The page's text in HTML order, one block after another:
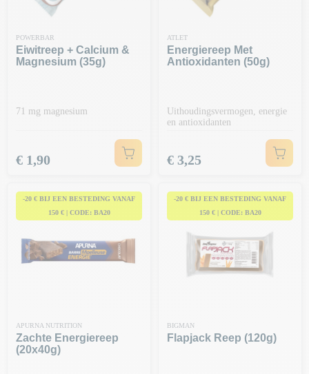
POWERBAR
Eiwitreep + Calcium &
Magnesium (35g)
71 mg magnesium
Prijs
€ 1,90
ATLET
Energiereep Met
Antioxidanten (50g)
Uithoudingsvermogen, energie
en antioxidanten
Prijs
€ 3,25
-20 € BIJ EEN BESTEDING VANAF
150 € | CODE: BA20
APURNA NUTRITION
Zachte Energiereep
(20x40g)
-20 € BIJ EEN BESTEDING VANAF
150 € | CODE: BA20
BIGMAN
Flapjack Reep (120g)